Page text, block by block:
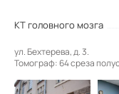
КТ головного мозга
ул. Бехтерева, д. 3.
Томограф: 64 среза